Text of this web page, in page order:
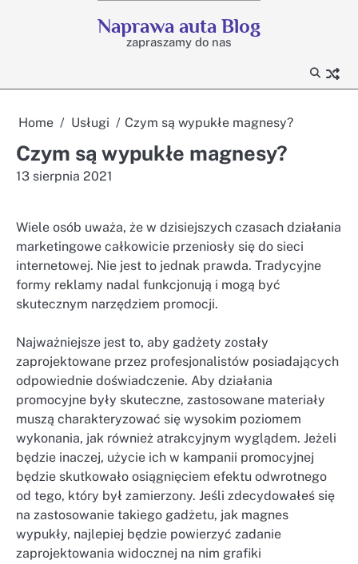
Naprawa auta Blog
zapraszamy do nas
Home Usługi Czym są wypukłe magnesy?
Czym są wypukłe magnesy?
13 sierpnia 2021
Wiele osób uważa, że w dzisiejszych czasach działania
marketingowe całkowicie przeniosły się do sieci
internetowej. Nie jest to jednak prawda. Tradycyjne
formy reklamy nadal funkcjonują i mogą być
skutecznym narzędziem promocji.
Najważniejsze jest to, aby gadżety zostały
zaprojektowane przez profesjonalistów posiadających
odpowiednie doświadczenie. Aby działania
promocyjne były skuteczne, zastosowane materiały
muszą charakteryzować się wysokim poziomem
wykonania, jak również atrakcyjnym wyglądem. Jeżeli
będzie inaczej, użycie ich w kampanii promocyjnej
będzie skutkowało osiągnięciem efektu odwrotnego
od tego, który był zamierzony. Jeśli zdecydowałeś się
na zastosowanie takiego gadżetu, jak magnes
wypukły, najlepiej będzie powierzyć zadanie
zaprojektowania widocznej na nim grafiki